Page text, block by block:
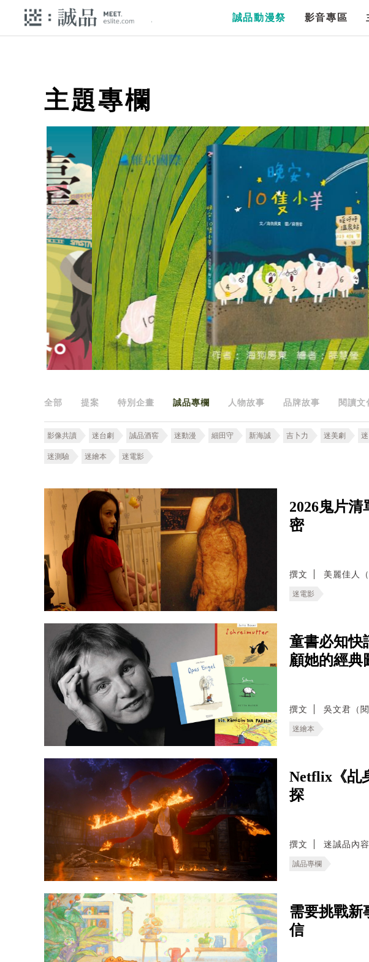
誠品動漫祭 影音專區
主題專欄
全部 提案 特別企畫 誠品專欄 人物故事 品牌故事 閱讀文
影像共讀 迷台劇 誠品酒窖 迷動漫 細田守 新海誠 吉卜力 迷美劇
迷測驗 迷繪本 迷電影
2026鬼片
密
撰文 美麗佳人
迷電影
童書必知快
顧她的經典
撰文 吳文君（
迷繪本
Netflix《乩
探
撰文 迷誠品內
誠品專欄
需要挑戰新
信